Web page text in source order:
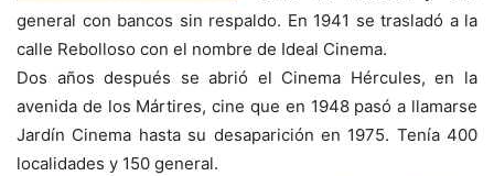
general con bancos sin respaldo. En 1941 se trasladó a la
calle Rebolloso con el nombre de Ideal Cinema.
Dos años después se abrió el Cinema Hércules, en la
avenida de los Mártires, cine que en 1948 pasó a llamarse
Jardín Cinema hasta su desaparición en 1975. Tenía 400
localidades y 150 general.